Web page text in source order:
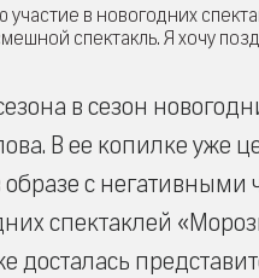
в новогодних
спектакль. Я хочу
в сезон
В ее копилке уже
образе с
спектаклей
досталась